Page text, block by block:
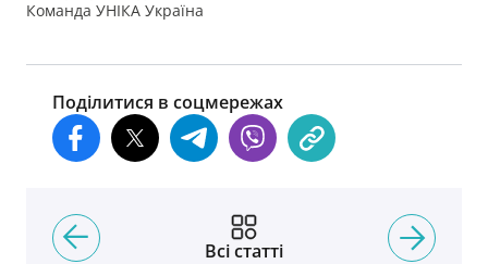
Команда УНІКА Україна
Поділитися в соцмережах
Всі статті